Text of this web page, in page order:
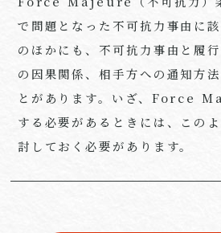
で問題となった不可抗力事由に
のほかにも、不可抗力事由と履
の因果関係、相手方への通知方
とがあります。いざ、Force
する必要があるときには、この
討しておく必要があります。